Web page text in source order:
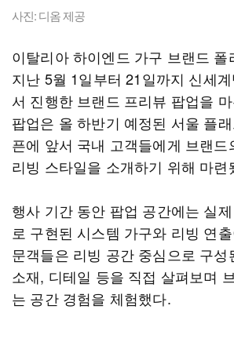
사진: 디옴 제공
이탈리아 하이엔드 가구 브랜드 폴
지난 5월 1일부터 21일까지 신세
서 진행한 브랜드 프리뷰 팝업을
팝업은 올 하반기 예정된 서울 플
픈에 앞서 국내 고객들에게 브랜드
리빙 스타일을 소개하기 위해 마련
행사 기간 동안 팝업 공간에는 실
로 구현된 시스템 가구와 리빙 연
문객들은 리빙 공간 중심으로 구성
소재, 디테일 등을 직접 살펴보며
는 공간 경험을 체험했다.